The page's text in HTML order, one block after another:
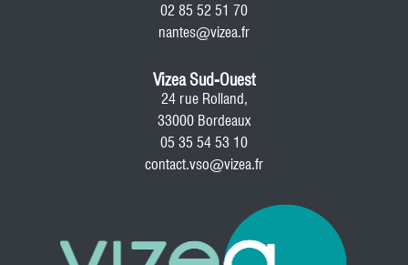
02 85 52 51 70
nantes@vizea.fr
Vizea Sud-Ouest
24 rue Rolland,
33000 Bordeaux
05 35 54 53 10
contact.vso@vizea.fr